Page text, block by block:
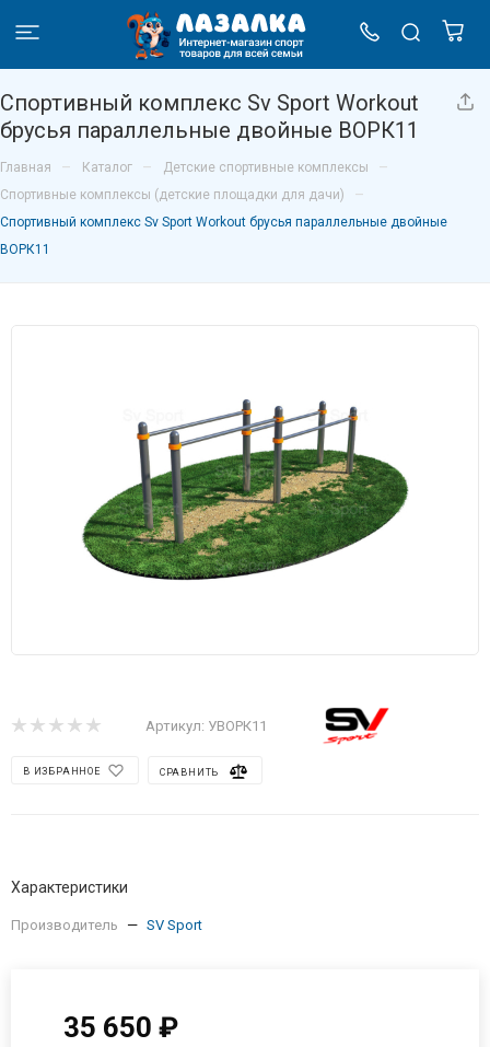
Спортивный комплекс Sv Sport Workout
брусья параллельные двойные ВОРК11
Главная – Каталог – Детские спортивные комплексы –
Спортивные комплексы (детские площадки для дачи) –
Спортивный комплекс Sv Sport Workout брусья параллельные двойные
ВОРК11
Артикул: УВОРК11
В ИЗБРАННОЕ СРАВНИТЬ
Характеристики
Производитель — SV Sport
35 650 ₽